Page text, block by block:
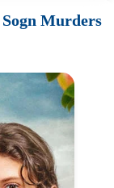
Murders